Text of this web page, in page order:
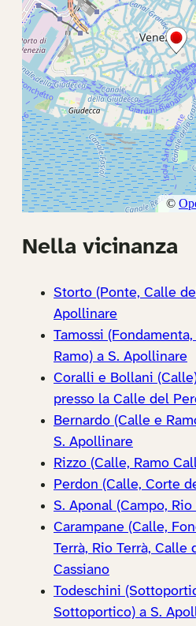
Nella vicinanza
Storto (Ponte, Calle
Apollinare
Tamossi
Ramo) a S. Apollinare
Coralli e Bollani
presso la Calle del
Bernardo (Calle e
S. Apollinare
Rizzo (Calle, Ramo
Perdon (Calle, Corte
S. Aponal (Campo, Rio
Carampane (Calle,
Terrà, Rio Terrà, Calle
Cassiano
Todeschini
Sottoportico) a S.